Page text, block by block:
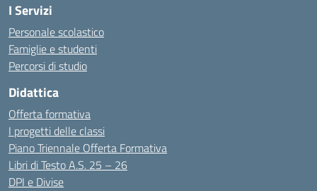
I Servizi
Personale scolastico
Famiglie e studenti
Percorsi di studio
Didattica
Offerta formativa
I progetti delle classi
Piano Triennale Offerta Formativa
Libri di Testo A.S. 25 – 26
DPI e Divise